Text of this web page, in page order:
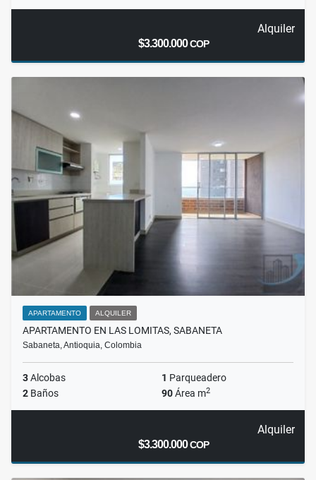
Alquiler
$3.300.000COP
APARTAMENTO ALQUILER
APARTAMENTO EN LAS LOMITAS, SABANETA
Sabaneta, Antioquia, Colombia
3Alcobas 1 Parqueadero
2 Baños 90Área m2
Alquiler
$3.300.000COP